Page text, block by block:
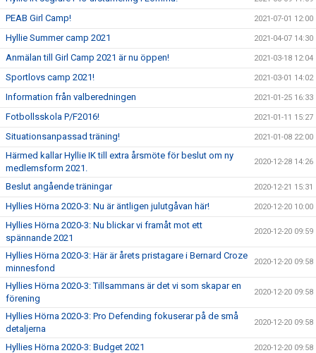
PEAB Girl Camp! 2021-07-01 12:00
Hyllie Summer camp 2021 2021-04-07 14:30
Anmälan till Girl Camp 2021 är nu öppen! 2021-03-18 12:04
Sportlovs camp 2021! 2021-03-01 14:02
Information från valberedningen 2021-01-25 16:33
Fotbollsskola P/F2016! 2021-01-11 15:27
Situationsanpassad träning! 2021-01-08 22:00
Härmed kallar Hyllie IK till extra årsmöte för beslut om ny
medlemsform 2021.
2020-12-28 14:26
Beslut angående träningar 2020-12-21 15:31
Hyllies Hörna 2020-3: Nu är äntligen julutgåvan här! 2020-12-20 10:00
Hyllies Hörna 2020-3: Nu blickar vi framåt mot ett
spännande 2021
2020-12-20 09:59
Hyllies Hörna 2020-3: Här är årets pristagare i Bernard Croze
minnesfond
2020-12-20 09:58
Hyllies Hörna 2020-3: Tillsammans är det vi som skapar en
förening
2020-12-20 09:58
Hyllies Hörna 2020-3: Pro Defending fokuserar på de små
detaljerna
2020-12-20 09:58
Hyllies Hörna 2020-3: Budget 2021 2020-12-20 09:58